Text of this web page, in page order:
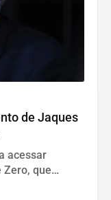
de Jaques
acessar
Zero, que